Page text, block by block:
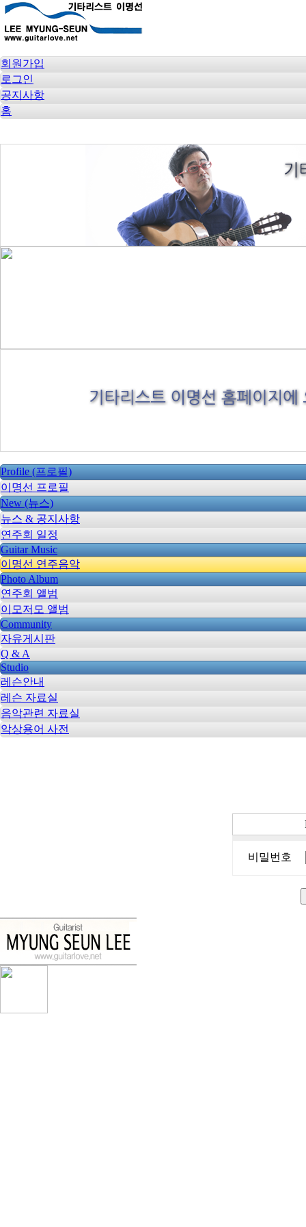
회원가입
로그인
공지사항
홈
Profile (프로필)
이명선 프로필
New (뉴스)
뉴스 & 공지사항
연주회 일정
Guitar Music
이명선 연주음악
Photo Album
연주회 앨범
이모저모 앨범
Community
자유게시판
Q & A
Studio
레슨안내
레슨 자료실
음악관련 자료실
악상용어 사전
비밀번호